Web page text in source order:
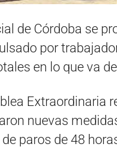
de Córdoba se
por
en lo que va
Extraordinaria
nuevas
paros de 48